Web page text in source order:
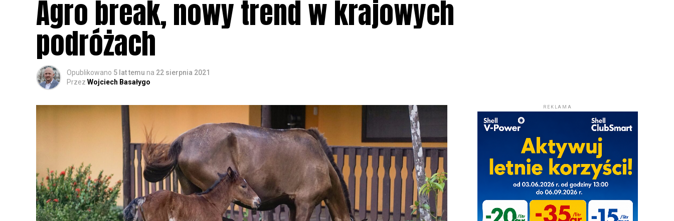
Agro break, nowy trend w krajowych
podróżach
Opublikowano 5 lat temu na 22 sierpnia 2021
Przez Wojciech Basałygo
REKLAMA